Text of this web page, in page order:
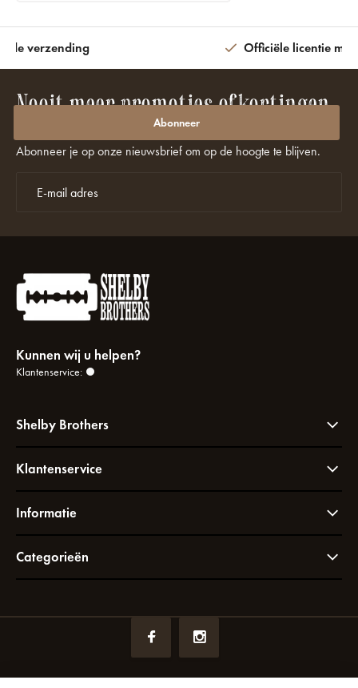
verzending Officiële licentie met
Nooit meer promoties of kortingen
Abonneer je op onze nieuwsbrief om op de hoogte te blijven.
Abonneer
Kunnen wij u helpen?
Klantenservice:
Shelby Brothers
Klantenservice
Informatie
Categorieën